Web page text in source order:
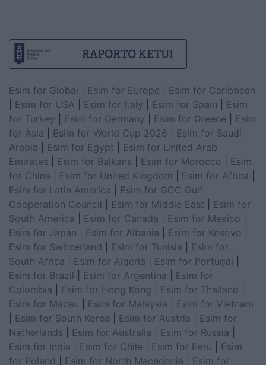
Esim for Global Esim for Europe
Esim for Caribbean
Esim for USA Esim for Italy Esim for Spain
Esim
for Turkey
Esim for Germany Esim for Greece
Esim
for Asia
Esim for World Cup 2026
Esim for Saudi
Arabia
Esim for Egypt
Esim for United Arab
Emirates
Esim for Balkans Esim for Morocco
Esim
for China
Esim for United Kingdom Esim for Africa
Esim for Latin America
Esim for GCC Gulf
Cooperation Council
Esim for Middle East
Esim for
South America
Esim for Canada Esim for Mexico
Esim for Japan
Esim for Albania Esim for Kosovo
Esim for Switzerland
Esim for Tunisia
Esim for
South Africa
Esim for Algeria Esim for Portugal
Esim for Brazil
Esim for Argentina
Esim for
Colombia
Esim for Hong Kong Esim for Thailand
Esim for Macau
Esim for Malaysia
Esim for Vietnam
Esim for South Korea Esim for Austria
Esim for
Netherlands
Esim for Australia Esim for Russia
Esim for India
Esim for Chile Esim for Peru
Esim
for Poland
Esim for North Macedonia
Esim for